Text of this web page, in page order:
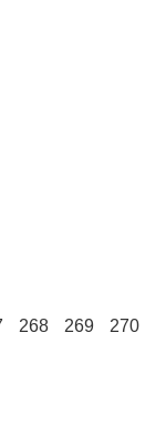
268 269 270